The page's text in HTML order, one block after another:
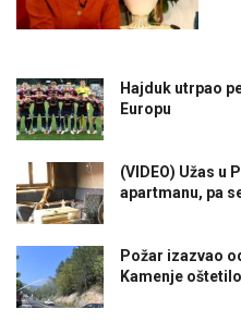
Hajduk utrpao
Europu
(VIDEO) Užas u
apartmanu, pa
Požar izazvao
Kamenje